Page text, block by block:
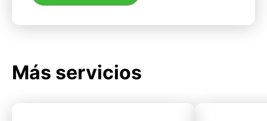
Más servicios